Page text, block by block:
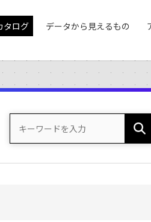
タログ データから見えるもの